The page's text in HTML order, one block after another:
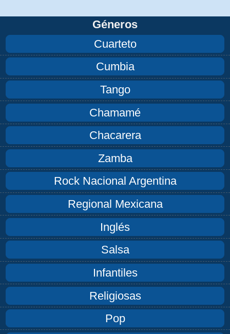
Géneros
Cuarteto
Cumbia
Tango
Chamamé
Chacarera
Zamba
Rock Nacional Argentina
Regional Mexicana
Inglés
Salsa
Infantiles
Religiosas
Pop